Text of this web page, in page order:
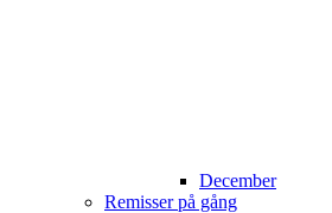
December
Remisser på gång